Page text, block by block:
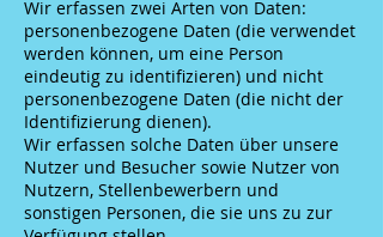
Wir erfassen zwei Arten von Daten:
personenbezogene Daten (die verwendet
werden können, um eine Person
eindeutig zu identifizieren) und nicht
personenbezogene Daten (die nicht der
Identifizierung dienen).
Wir erfassen solche Daten über unsere
Nutzer und Besucher sowie Nutzer von
Nutzern, Stellenbewerbern und
sonstigen Personen, die sie uns zu zur